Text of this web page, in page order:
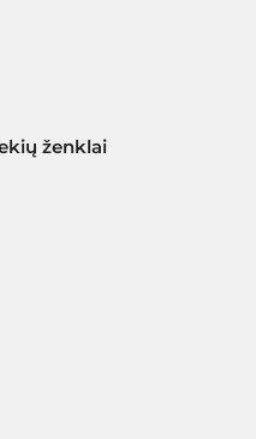
ženklai